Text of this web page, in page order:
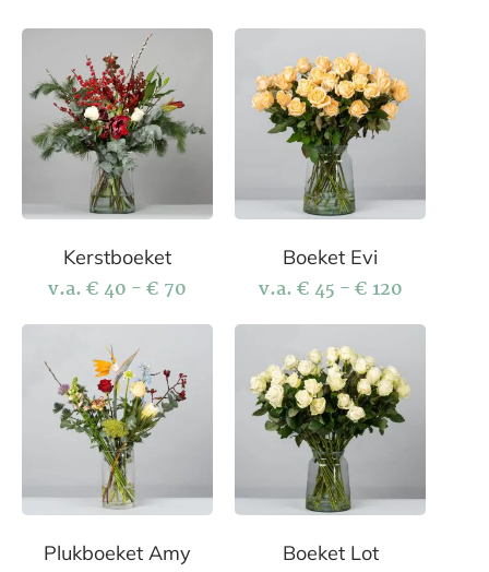
Kerstboeket
v.a.€40 -€ 70
Boeket Evi
v.a.€45 -€ 120
Plukboeket Amy Boeket Lot